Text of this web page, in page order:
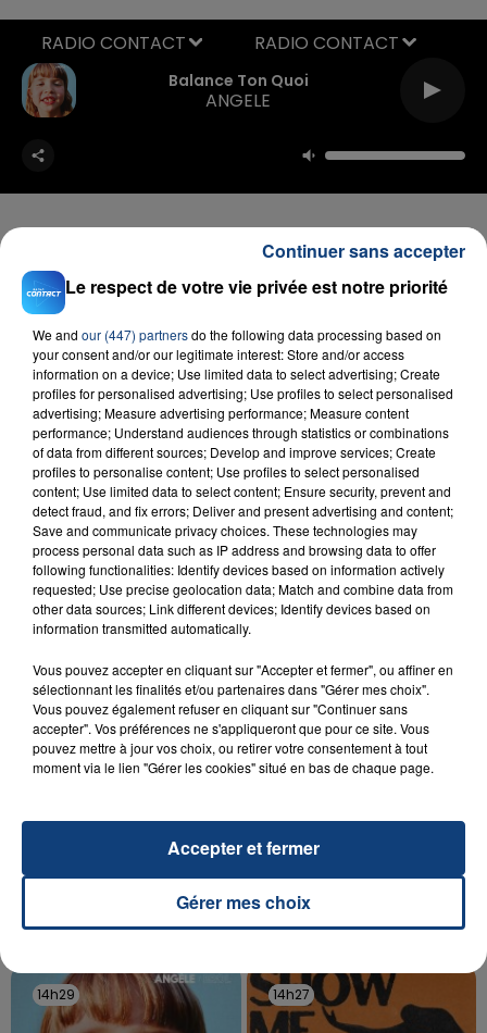
Balance Ton Quoi
ANGELE
RADIO CONTACT
FIL D'ACTU
23 juillet 2026
INCENDIE MORTEL À LENS : UNE FEMME ET
SON BÉBÉ ENTRE LA VIE ET LA...
Un homme s'est immolé par le feu après avoir
aspergé sa compagne et leur bébé de trois mois
d'un liquide inflammable.
La famille a porté plainte contre la clinique qui a
reconnu sa responsabilité et présenté ses
TITRES DIFFUSÉS
14h29
14h29 14h27
14h27
Le respect de votre vie privée est notre priorité
We and our (447) partnersdo the following data processing based on
your consent and/or our legitimate interest: Store and/or access
information on a device; Use limited data to select advertising; Create
profiles for personalised advertising; Use profiles to select personalised
advertising; Measure advertising performance; Measure content
performance; Understand audiences through statistics or combinations
of data from different sources; Develop and improve services; Create
profiles to personalise content; Use profiles to select personalised
content; Use limited data to select content; Ensure security, prevent and
detect fraud, and fix errors; Deliver and present advertising and content;
Save and communicate privacy choices. These technologies may
process personal data such as IP address and browsing data to offer
following functionalities: Identify devices based on information actively
requested; Use precise geolocation data; Match and combine data from
other data sources; Link different devices; Identify devices based on
information transmitted automatically.
Vous pouvez accepter en cliquant sur "Accepter et fermer", ou affiner en
sélectionnant les finalités et/ou partenaires dans "Gérer mes choix".
Vous pouvez également refuser en cliquant sur "Continuer sans
accepter". Vos préférences ne s'appliqueront que pour ce site. Vous
pouvez mettre à jour vos choix, ou retirer votre consentement à tout
moment via le lien "Gérer les cookies" situé en bas de chaque page.
Gérer mes choix
Accepter et fermer
Continuer sans accepter